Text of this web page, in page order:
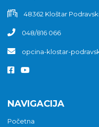
48362 Kloštar
048/816 066
opcina-klostar-
NAVIGACIJA
Početna